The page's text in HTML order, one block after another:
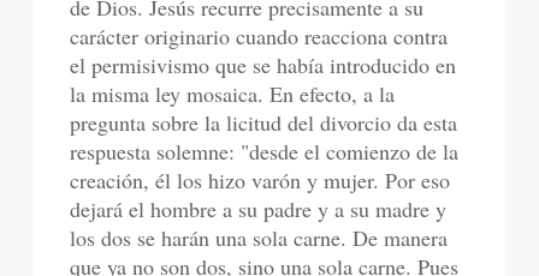
de Dios. Jesús recurre precisamente a su
carácter originario cuando reacciona contra
el permisivismo que se había introducido en
la misma ley mosaica. En efecto, a la
pregunta sobre la licitud del divorcio da esta
respuesta solemne: "desde el comienzo de la
creación, él los hizo varón y mujer. Por eso
dejará el hombre a su padre y a su madre y
los dos se harán una sola carne. De manera
que ya no son dos, sino una sola carne. Pues